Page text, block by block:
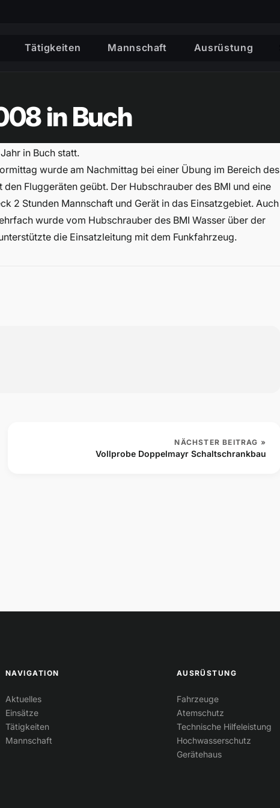
Tätigkeiten Mannschaft Ausrüstung
in Buch
in Buch statt.
wurde am Nachmittag bei einer Übung im Bereich des
Fluggeräten geübt. Der Hubschrauber des BMI und eine
2 Stunden Mannschaft und Gerät in das Einsatzgebiet. Auch
wurde vom Hubschrauber des BMI Wasser über der
die Einsatzleitung mit dem Funkfahrzeug.
NÄCHSTER BEITRAG »
Vollprobe Doppelmayr Schaltschrankbau
NAVIGATION
Aktuelles
Einsätze
Tätigkeiten
Mannschaft
AUSRÜSTUNG
Fahrzeuge
Atemschutz
Technische Hilfeleistung
Hochwasserschutz
Gerätehaus